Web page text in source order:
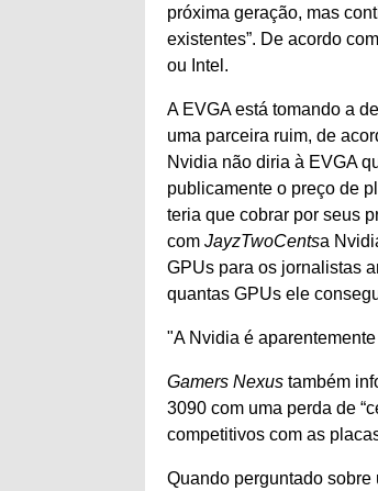
próxima geração, mas
existentes”. De acordo com
ou Intel.
A EVGA está tomando a
uma parceira ruim, de
Nvidia não diria à EVGA
publicamente o preço de
teria que cobrar por seus
com JayzTwoCentsa
GPUs para os jornalistas
quantas GPUs ele
A Nvidia é
Gamers Nexus também
3090 com uma perda de
competitivos com as
Quando perguntado